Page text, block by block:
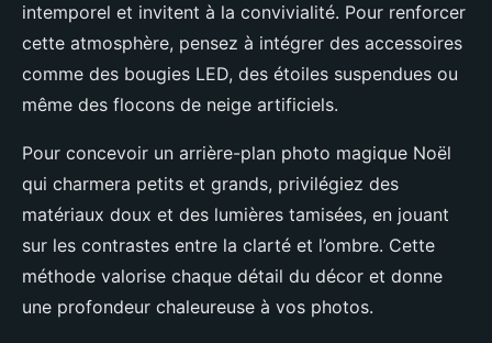
intemporel et invitent à la convivialité. Pour renforcer
cette atmosphère, pensez à intégrer des accessoires
comme des bougies LED, des étoiles suspendues ou
même des flocons de neige artificiels.
Pour concevoir un arrière-plan photo magique Noël
qui charmera petits et grands, privilégiez des
matériaux doux et des lumières tamisées, en jouant
sur les contrastes entre la clarté et l’ombre. Cette
méthode valorise chaque détail du décor et donne
une profondeur chaleureuse à vos photos.